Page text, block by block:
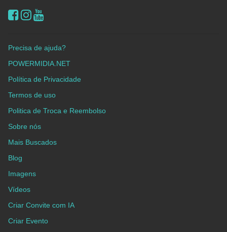
Precisa de ajuda?
POWERMIDIA.NET
Política de Privacidade
Termos de uso
Politica de Troca e Reembolso
Sobre nós
Mais Buscados
Blog
Imagens
Vídeos
Criar Convite com IA
Criar Evento